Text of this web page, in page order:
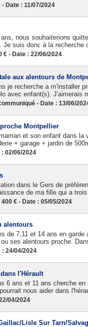
Date : 11/07/2024
ans, nous souhaiterions
suis donc à la recherche
€ - Date : 22/06/2024
aux alentours de
je recherche a m'installer
avec enfant(s). J'aimerais
- Date : 13/06/
Montpellier
et son enfant dans
+ garage + jardin de
02/06/2024
dans le Gers de
de ma fille qui a
€ - Date : 05/05/2024
alentours
de 7,11 et 14 ans en
ses alentours proche.
: 24/04/2024
l'Hérault
6 ans et 11 ans cherche
nous aider dans
04/2024
Lisle Sur Tarn/